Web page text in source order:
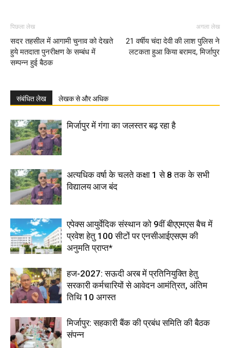
पिछला लेख
सदर तहसील में आगामी चुनाव को देखते
हुये मतदाता पुनरीक्षण के सम्बंध में
सम्पन्न हुई बैठक
अगला लेख
21 वर्षीय चंदा देवी की लाश पुलिस ने
लटकता हुआ किया बरामद, मिर्जापुर
संबंधित लेख लेखक से और अधिक
मिर्जापुर में गंगा का जलस्तर बढ़ रहा है
अत्यधिक वर्षा के चलते कक्षा 1 से 8 तक के सभी
विद्यालय आज बंद
एपेक्स आयुर्वेदिक संस्थान को 9वीं बीएएमएस बैच में
प्रवेश हेतु 100 सीटों पर एनसीआईएसएम की
अनुमति प्राप्त*
हज-2027: सऊदी अरब में प्रतिनियुक्ति हेतु
सरकारी कर्मचारियों से आवेदन आमंत्रित, अंतिम
तिथि 10 अगस्त
मिर्जापुर: सहकारी बैंक की प्रबंध समिति की बैठक
संपन्न